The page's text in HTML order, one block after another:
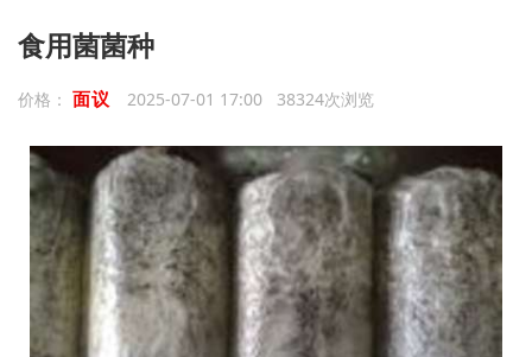
食用菌菌种
价格： 面议 2025-07-01 17:00 38324次浏览